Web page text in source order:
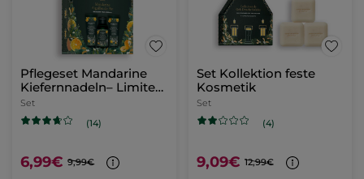
Pflegeset Mandarine
Kiefernnadeln– Limited
Edition
Set
(14)
6,99€ 9,99€
Set Kollektion feste
Kosmetik
Set
(4)
9,09€ 12,99€